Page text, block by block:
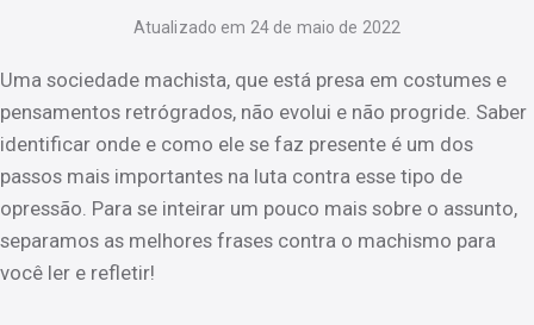
Atualizado em 24 de maio de 2022
Uma sociedade machista, que está presa em costumes e
pensamentos retrógrados, não evolui e não progride. Saber
identificar onde e como ele se faz presente é um dos
passos mais importantes na luta contra esse tipo de
opressão. Para se inteirar um pouco mais sobre o assunto,
separamos as melhores frases contra o machismo para
você ler e refletir!